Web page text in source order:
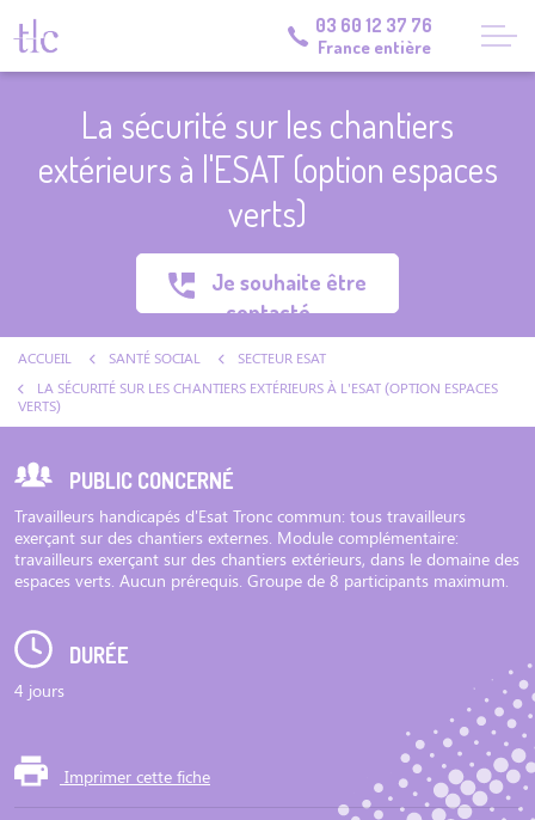
03 60 12 37 76
France entière
La sécurité sur les chantiers
extérieurs à l'ESAT (option espaces
verts)
Je souhaite être
contacté
ACCUEIL SANTÉ SOCIAL
SECTEUR ESAT
LA SÉCURITÉ SUR LES CHANTIERS EXTÉRIEURS À L'ESAT (OPTION ESPACES
VERTS)
PUBLIC CONCERNÉ
Travailleurs handicapés d'Esat Tronc commun: tous travailleurs
exerçant sur des chantiers externes. Module complémentaire:
travailleurs exerçant sur des chantiers extérieurs, dans le domaine des
espaces verts. Aucun prérequis. Groupe de 8 participants maximum.
DURÉE
4 jours
Imprimer cette fiche